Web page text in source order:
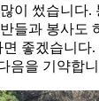
이 썼습니다.
들과 봉사도
좋겠습니다.
음을 기약합